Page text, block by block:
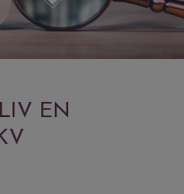
EN